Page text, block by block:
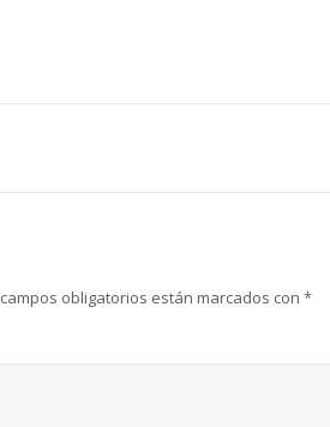
obligatorios están marcados con *